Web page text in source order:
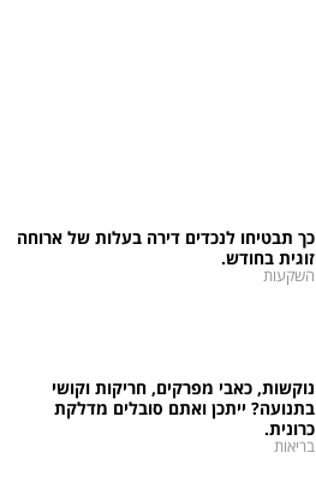
כך תבטיחו לנכדים דירה בעלות של ארוחה
זוגית בחודש.
השקעות
נוקשות, כאבי מפרקים, חריקות וקושי
בתנועה? ייתכן ואתם סובלים מדלקת
כרונית.
בריאות